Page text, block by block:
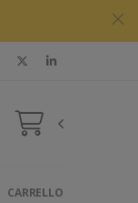
CARRELLO